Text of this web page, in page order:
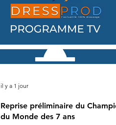
Reprise préliminaire du
du Monde des 7 ans
il y a 1 jour